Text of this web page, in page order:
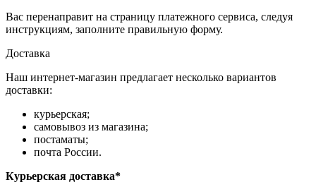
Вас перенаправит на страницу платежного сервиса, следуя
инструкциям, заполните правильную форму.
Доставка
Наш интернет-магазин предлагает несколько вариантов
доставки:
курьерская;
самовывоз из магазина;
постаматы;
почта России.
Курьерская доставка*